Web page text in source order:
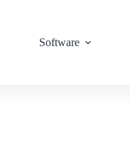
Software